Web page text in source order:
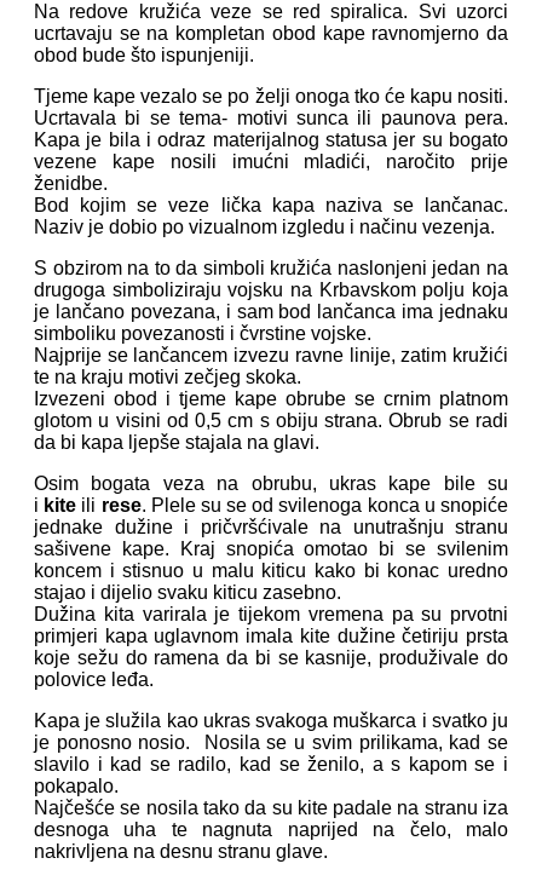
Na redove kružića veze se red spiralica. Svi uzorci
ucrtavaju se na kompletan obod kape ravnomjerno da
obod bude što ispunjeniji.
Tjeme kape vezalo se po želji onoga tko će kapu nositi.
Ucrtavala bi se tema- motivi sunca ili paunova pera.
Kapa je bila i odraz materijalnog statusa jer su bogato
vezene kape nosili imućni mladići, naročito prije
ženidbe.
Bod kojim se veze lička kapa naziva se lančanac.
Naziv je dobio po vizualnom izgledu i načinu vezenja.
S obzirom na to da simboli kružića naslonjeni jedan na
drugoga simboliziraju vojsku na Krbavskom polju koja
je lančano povezana, i sam bod lančanca ima jednaku
simboliku povezanosti i čvrstine vojske.
Najprije se lančancem izvezu ravne linije, zatim kružići
te na kraju motivi zečjeg skoka.
Izvezeni obod i tjeme kape obrube se crnim platnom
glotom u visini od 0,5 cm s obiju strana. Obrub se radi
da bi kapa ljepše stajala na glavi.
Osim bogata veza na obrubu, ukras kape bile su
i kite ili rese. Plele su se od svilenoga konca u snopiće
jednake dužine i pričvršćivale na unutrašnju stranu
sašivene kape. Kraj snopića omotao bi se svilenim
koncem i stisnuo u malu kiticu kako bi konac uredno
stajao i dijelio svaku kiticu zasebno.
Dužina kita varirala je tijekom vremena pa su prvotni
primjeri kapa uglavnom imala kite dužine četiriju prsta
koje sežu do ramena da bi se kasnije, produživale do
polovice leđa.
Kapa je služila kao ukras svakoga muškarca i svatko ju
je ponosno nosio. Nosila se u svim prilikama, kad se
slavilo i kad se radilo, kad se ženilo, a s kapom se i
pokapalo.
Najčešće se nosila tako da su kite padale na stranu iza
desnoga uha te nagnuta naprijed na čelo, malo
nakrivljena na desnu stranu glave.